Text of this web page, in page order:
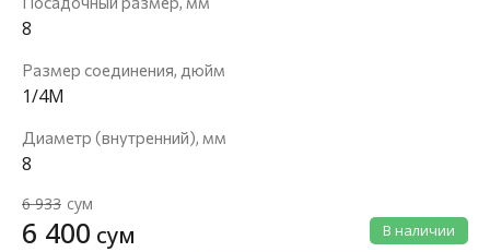
8
Размер соединения, дюйм
1/4M
Диаметр (внутренний), мм
8
В наличии
6 933 сум
6 400 сум